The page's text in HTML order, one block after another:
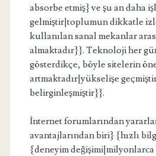
absorbe etmiş} ve şu an daha
gelmiştir|toplumun dikkatle
kullanılan sanal mekanlar
almaktadır}}. Teknoloji her
gösterdikçe, böyle sitelerin
artmaktadır|yükselişe
belirginleşmiştir}}.
İnternet forumlarından
avantajlarından biri} {hızlı
{deneyim değişimi|milyonlarca